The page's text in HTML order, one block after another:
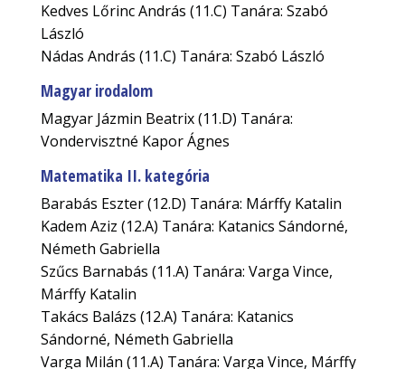
Kedves Lőrinc András (11.C) Tanára: Szabó
László
Nádas András (11.C) Tanára: Szabó László
Magyar irodalom
Magyar Jázmin Beatrix (11.D) Tanára:
Vondervisztné Kapor Ágnes
Matematika II. kategória
Barabás Eszter (12.D) Tanára: Márffy Katalin
Kadem Aziz (12.A) Tanára: Katanics Sándorné,
Németh Gabriella
Szűcs Barnabás (11.A) Tanára: Varga Vince,
Márffy Katalin
Takács Balázs (12.A) Tanára: Katanics
Sándorné, Németh Gabriella
Varga Milán (11.A) Tanára: Varga Vince, Márffy